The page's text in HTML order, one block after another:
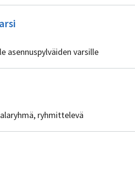
asennuspylväiden varsille
ryhmittelevä